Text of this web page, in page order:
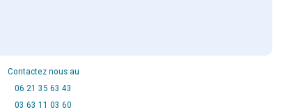
Contactez nous au
06 21 35 63 43
03 63 11 03 60